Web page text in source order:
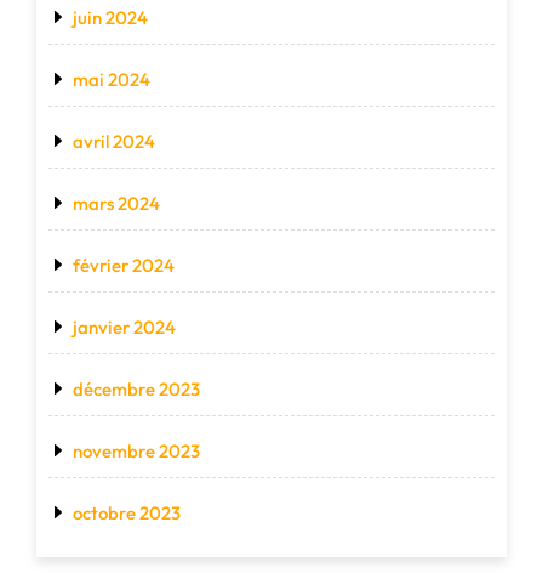
juin 2024
mai 2024
avril 2024
mars 2024
février 2024
janvier 2024
décembre 2023
novembre 2023
octobre 2023